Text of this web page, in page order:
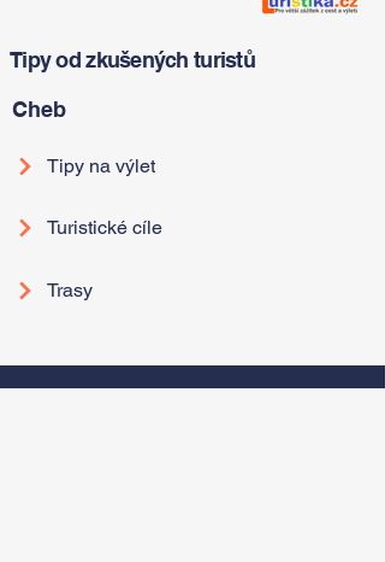
Tipy od zkušených turistů
Cheb
Tipy na výlet
Turistické cíle
Trasy